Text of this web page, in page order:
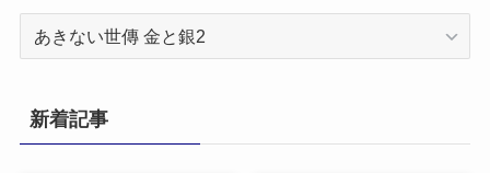
リ
ー
新着記事